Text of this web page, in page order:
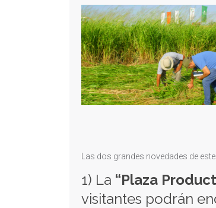
Las dos grandes novedades de
1) La “Plaza
visitantes podrán